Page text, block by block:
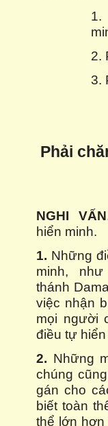
1.
2.
3.
Phải
NGHI VẤN
hiển minh.
1. Những
minh,
thánh
việc nhận
mọi người
điều tự
2. Những
chúng
gán cho
biết toàn
thể lớn